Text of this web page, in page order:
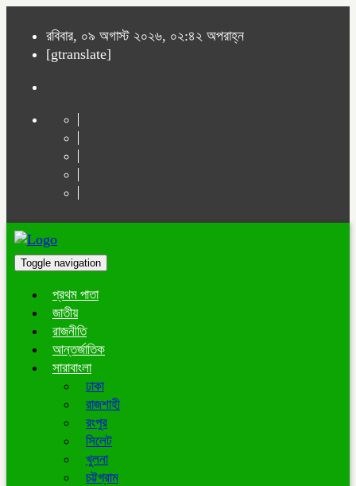
রবিবার, ০৯ অগাস্ট ২০২৬, ০২:৪২ অপরাহ্ন
[gtranslate]
Toggle navigation
প্রথম পাতা
জাতীয়
রাজনীতি
আন্তর্জাতিক
সারাবাংলা
ঢাকা
রাজশাহী
রংপুর
সিলেট
খুলনা
চট্টগ্রাম